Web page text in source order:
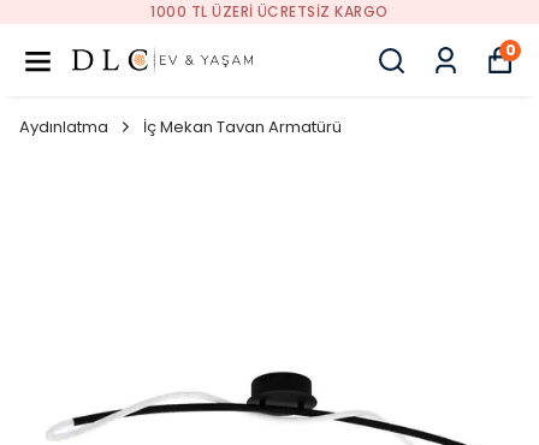
1000 TL ÜZERI ÜCRETSIZ KARGO
0
Aydınlatma İç Mekan Tavan Armatürü